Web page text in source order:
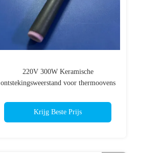
220V 300W Keramische
ontstekingsweerstand voor thermoovens
Krijg Beste Prijs